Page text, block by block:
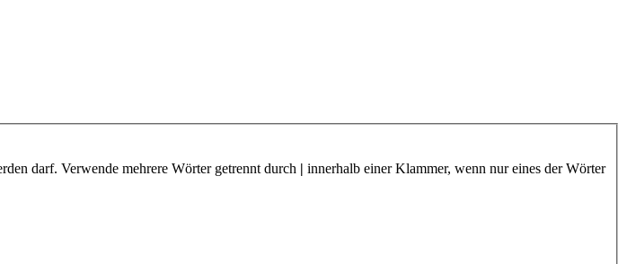
darf. Verwende mehrere Wörter getrennt durch | innerhalb einer Klammer, wenn nur eines der Wörter